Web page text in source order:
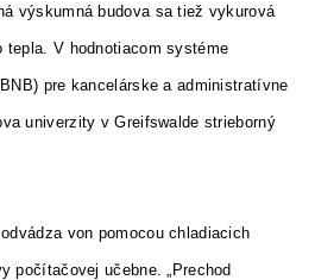
výskumná budova sa tiež vykurová
tepla. V hodnotiacom systéme
pre kancelárske a administratívne
univerzity v Greifswalde strieborný
von pomocou chladiacich
počítačovej učebne. „Prechod